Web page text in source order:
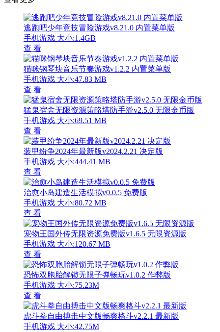
逃跑吧少年竞技冒险游戏v8.21.0 内置菜单版
手机游戏 大小:1.4GB
查 看
猫咪钢琴块音乐节奏游戏v1.2.2 内置菜单版
手机游戏 大小:47.83 MB
查 看
猛鬼宿舍无限资源策略塔防手游v2.5.0 无限金币版
手机游戏 大小:69.51 MB
查 看
装甲纷争2024年最新版v2024.2.21 决定版
手机游戏 大小:444.41 MB
查 看
治愈小岛建造生活模拟v0.0.5 免费版
手机游戏 大小:80.72 MB
查 看
宠物王国外传无限资源免费版v1.6.5 无限资源版
手机游戏 大小:120.67 MB
查 看
恐怖双胞胎解锁无限子弹畅玩v1.0.2 作弊版
手机游戏 大小:75.23M
查 看
虎斗拳自由搏击中文版畅爽格斗v2.2.1 最新版
手机游戏 大小:42.75M